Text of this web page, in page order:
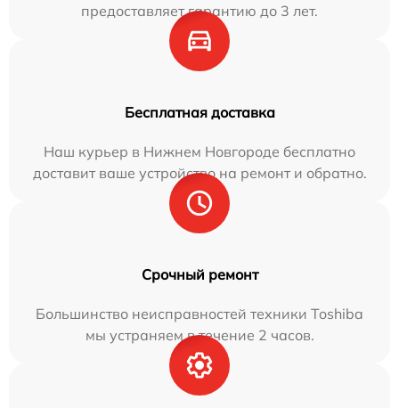
предоставляет гарантию до 3 лет.
Бесплатная доставка
Наш курьер в Нижнем Новгороде бесплатно
доставит ваше устройство на ремонт и обратно.
Срочный ремонт
Большинство неисправностей техники Toshiba
мы устраняем в течение 2 часов.